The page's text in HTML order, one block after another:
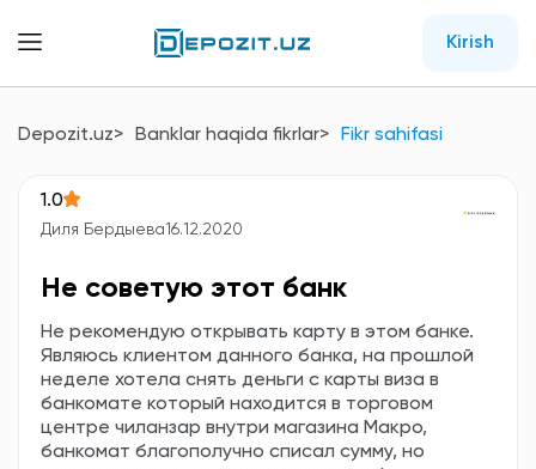
Kirish
Depozit.uz Banklar haqida fikrlar Fikr sahifasi
1.0
Диля Бердыева16.12.2020
Не советую этот банк
Не рекомендую открывать карту в этом банке.
Являюсь клиентом данного банка, на прошлой
неделе хотела снять деньги с карты виза в
банкомате который находится в торговом
центре чиланзар внутри магазина Макро,
банкомат благополучно списал сумму, но